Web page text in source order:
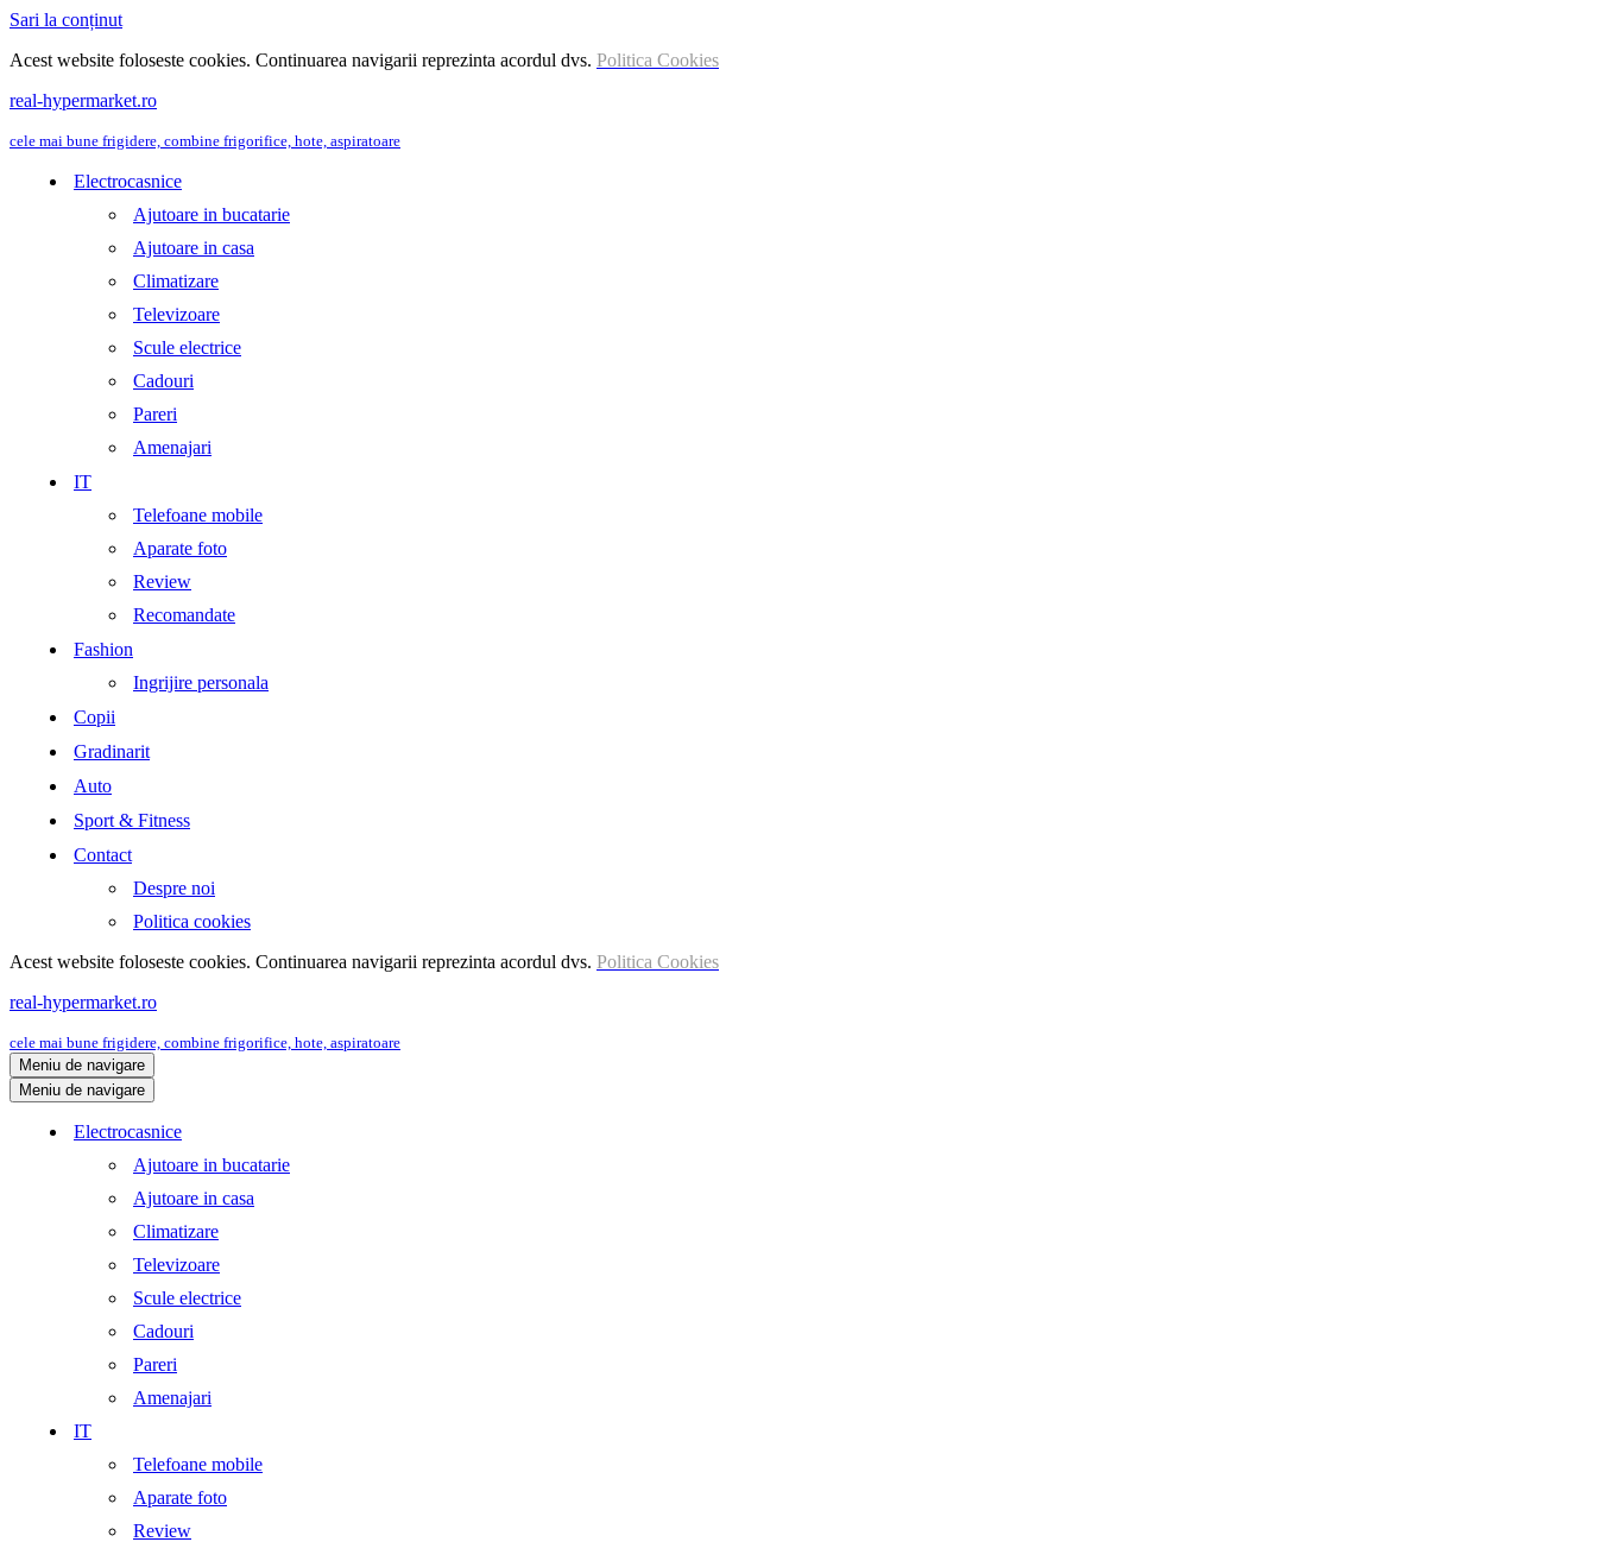
Sari la conținut
Acest website foloseste cookies. Continuarea navigarii reprezinta acordul dvs. Politica Cookies
real-hypermarket.ro
cele mai bune frigidere, combine frigorifice, hote, aspiratoare
Electrocasnice
Ajutoare in bucatarie
Ajutoare in casa
Climatizare
Televizoare
Scule electrice
Cadouri
Pareri
Amenajari
IT
Telefoane mobile
Aparate foto
Review
Recomandate
Fashion
Ingrijire personala
Copii
Gradinarit
Auto
Sport & Fitness
Contact
Despre noi
Politica cookies
Acest website foloseste cookies. Continuarea navigarii reprezinta acordul dvs. Politica Cookies
real-hypermarket.ro
cele mai bune frigidere, combine frigorifice, hote, aspiratoare
Meniu de navigare
Meniu de navigare
Electrocasnice
Ajutoare in bucatarie
Ajutoare in casa
Climatizare
Televizoare
Scule electrice
Cadouri
Pareri
Amenajari
IT
Telefoane mobile
Aparate foto
Review